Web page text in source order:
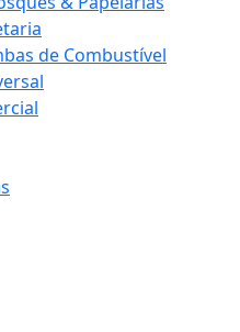
de Combustível